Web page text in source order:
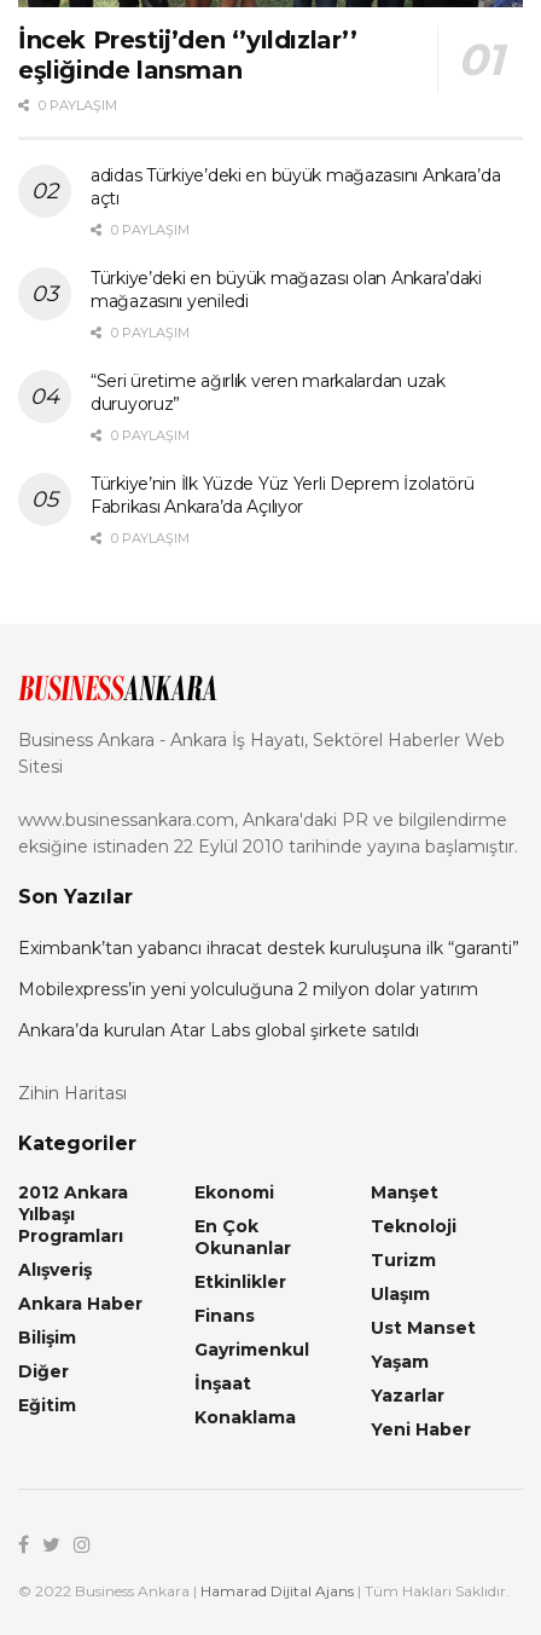
İncek Prestij’den ‘’yıldızlar’’
eşliğinde lansman
0 PAYLAŞIM
adidas Türkiye’deki en büyük mağazasını Ankara’da
açtı
0 PAYLAŞIM
Türkiye’deki en büyük mağazası olan Ankara’daki
mağazasını yeniledi
0 PAYLAŞIM
“Seri üretime ağırlık veren markalardan uzak
duruyoruz”
0 PAYLAŞIM
Türkiye’nin İlk Yüzde Yüz Yerli Deprem İzolatörü
Fabrikası Ankara’da Açılıyor
0 PAYLAŞIM
Business Ankara - Ankara İş Hayatı, Sektörel Haberler Web
Sitesi
www.businessankara.com, Ankara'daki PR ve bilgilendirme
eksiğine istinaden 22 Eylül 2010 tarihinde yayına başlamıştır.
Son Yazılar
Eximbank’tan yabancı ihracat destek kuruluşuna ilk “garanti”
Mobilexpress’in yeni yolculuğuna 2 milyon dolar yatırım
Ankara’da kurulan Atar Labs global şirkete satıldı
Zihin Haritası
Kategoriler
2012 Ankara
Yılbaşı
Programları
Alışveriş
Ankara Haber
Bilişim
Diğer
Eğitim
Ekonomi
En Çok
Okunanlar
Etkinlikler
Finans
Gayrimenkul
İnşaat
Konaklama
Manşet
Teknoloji
Turizm
Ulaşım
Ust Manset
Yaşam
Yazarlar
Yeni Haber
© 2022 Business Ankara | Hamarad Dijital Ajans | Tüm Hakları Saklıdır.